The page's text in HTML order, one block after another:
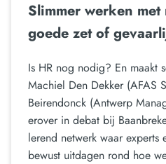
Slimmer werken
goede zet of
Is HR nog nodig? En maakt
Machiel Den Dekker (AFAS
Beirendonck (Antwerp
erover in debat bij
lerend netwerk waar experts
bewust uitdagen rond hoe